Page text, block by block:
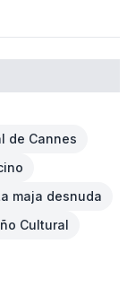
de Cannes
maja desnuda
Cultural